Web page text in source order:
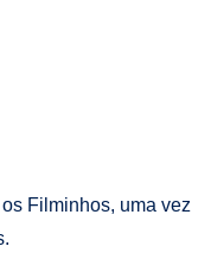
os Filminhos, uma vez